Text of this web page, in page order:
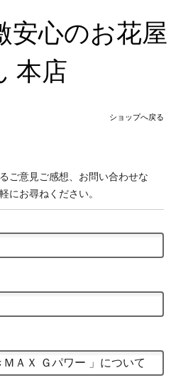
安心のお花屋
本店
ショップへ戻る
ご意見ご感想、お問い合わせな
にお尋ねください。